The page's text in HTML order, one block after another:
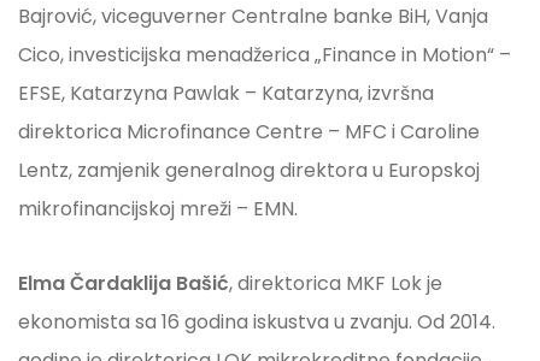
Bajrović, viceguverner Centralne banke BiH, Vanja
Cico, investicijska menadžerica „Finance in Motion“ –
EFSE, Katarzyna Pawlak – Katarzyna, izvršna
direktorica Microfinance Centre – MFC i Caroline
Lentz, zamjenik generalnog direktora u Europskoj
mikrofinancijskoj mreži – EMN.
Elma Čardaklija Bašić, direktorica MKF Lok je
ekonomista sa 16 godina iskustva u zvanju. Od 2014.